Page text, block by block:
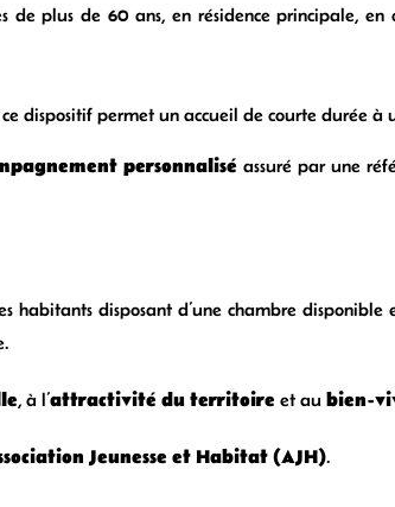
plus de 60 ans, en résidence principale, en
dispositif permet un accueil de courte durée
personnalisé assuré par une
disposant d’une chambre disponible
, à l’attractivité du territoire et au bien-
Jeunesse et Habitat (AJH).